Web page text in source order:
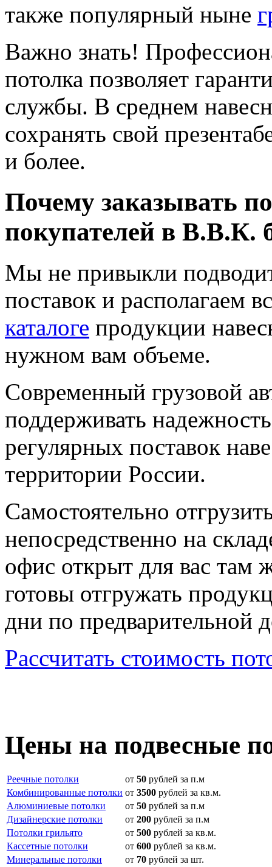
также популярный ныне
Важно знать!
потолка позволяет
службы. В среднем
сохранять свой
и более.
Почему заказывать
покупателей в В.В.К.
Мы не привыкли
поставок и располагаем
каталоге продукции
нужном вам объеме.
Современный грузовой
поддерживать
регулярных поставок
территории России.
Самостоятельно
непосредственно на
офис открыт для вас
готовы отгружать
дни по предварительной
Рассчитать стоимость
Цены на подвесные
Реечные потолки от 50 рублей за п.м
Комбинированные потолки от 3500 рублей за кв.м.
Алюминиевые потолки
от 50 рублей за п.м
Дизайнерские потолки
от 200 рублей за п.м
Потолки грильято
от 500 рублей за кв.м.
Кассетные потолки
от 600 рублей за кв.м.
Минеральные потолки
от 70 рублей за шт.